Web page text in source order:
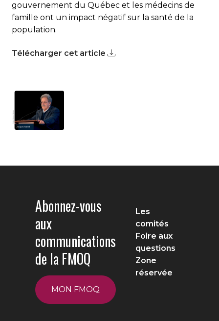
gouvernement du Québec et les médecins de
famille ont un impact négatif sur la santé de la
population.
Télécharger cet article
Abonnez-vous
aux
communications
de la FMOQ
MON FMOQ
Les
comités
Foire aux
questions
Zone
réservée